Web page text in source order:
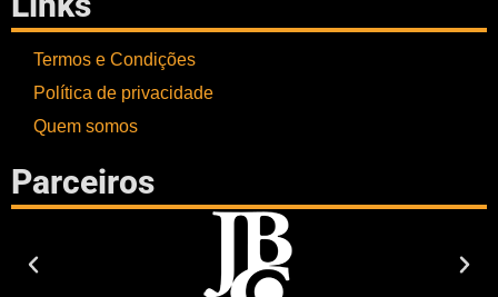
Termos e Condições
Política de privacidade
Quem somos
Parceiros